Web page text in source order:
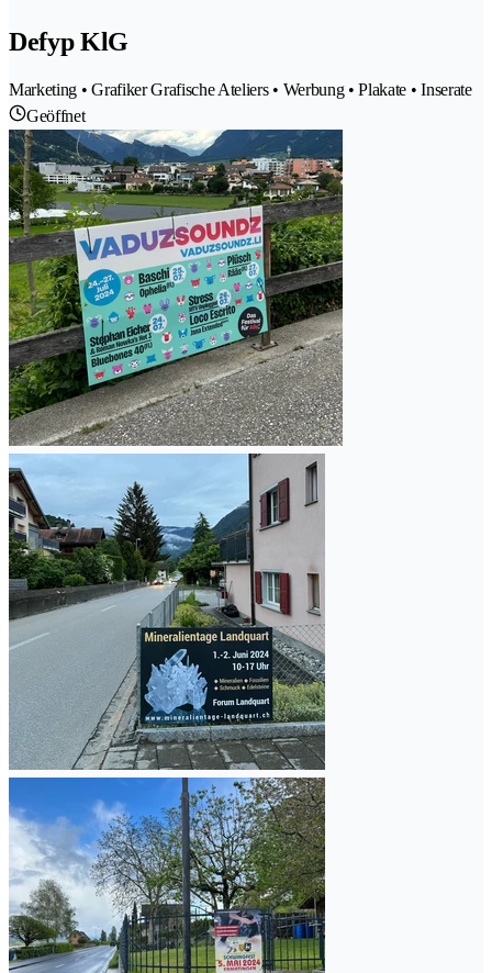
Defyp KlG
Marketing • Grafiker Grafische Ateliers • Werbung • Plakate • Inserate
Geöffnet